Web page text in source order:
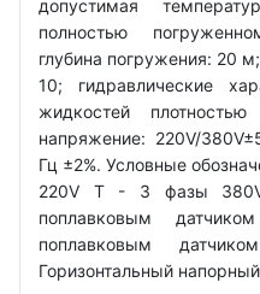
допустимая
полностью
глубина погружения: 20
10; гидравлические
жидкостей
напряжение: 220V/
Гц ±2%. Условные
220V Т - 3 фазы
поплавковым
поплавковым
Горизонтальный